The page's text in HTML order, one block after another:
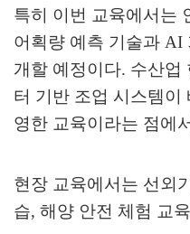
특히 이번 교육에서는
어획량 예측 기술과 AI
개할 예정이다. 수산업
터 기반 조업 시스템이
영한 교육이라는 점에
현장 교육에서는 선외
습, 해양 안전 체험 교